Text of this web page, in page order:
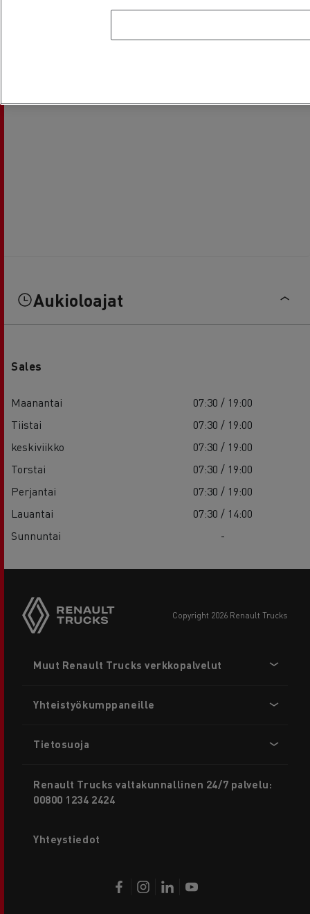
Aukioloajat
Sales
Maanantai
07:30 / 19:00
Tiistai
07:30 / 19:00
keskiviikko
07:30 / 19:00
Torstai
07:30 / 19:00
Perjantai
07:30 / 19:00
Lauantai
07:30 / 14:00
Sunnuntai
-
copyright 2026 Renault Trucks
menu
Muut Renault Trucks verkkopalvelut
Yhteistyökumppaneille
Tietosuoja
Renault Trucks valtakunnallinen 24/7 palvelu:
00800 1234 2424
Yhteystiedot